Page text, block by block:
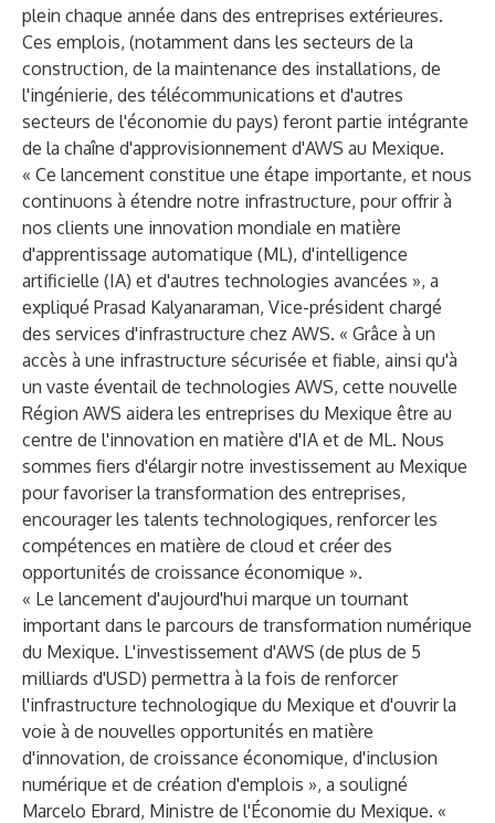
plein chaque année dans des entreprises extérieures.
Ces emplois, (notamment dans les secteurs de la
construction, de la maintenance des installations, de
l'ingénierie, des télécommunications et d'autres
secteurs de l'économie du pays) feront partie intégrante
de la chaîne d'approvisionnement d'AWS au Mexique.
« Ce lancement constitue une étape importante, et nous
continuons à étendre notre infrastructure, pour offrir à
nos clients une innovation mondiale en matière
d'apprentissage automatique (ML), d'intelligence
artificielle (IA) et d'autres technologies avancées », a
expliqué Prasad Kalyanaraman, Vice-président chargé
des services d'infrastructure chez AWS. « Grâce à un
accès à une infrastructure sécurisée et fiable, ainsi qu'à
un vaste éventail de technologies AWS, cette nouvelle
Région AWS aidera les entreprises du Mexique être au
centre de l'innovation en matière d'IA et de ML. Nous
sommes fiers d'élargir notre investissement au Mexique
pour favoriser la transformation des entreprises,
encourager les talents technologiques, renforcer les
compétences en matière de cloud et créer des
opportunités de croissance économique ».
« Le lancement d'aujourd'hui marque un tournant
important dans le parcours de transformation numérique
du Mexique. L'investissement d'AWS (de plus de 5
milliards d'USD) permettra à la fois de renforcer
l'infrastructure technologique du Mexique et d'ouvrir la
voie à de nouvelles opportunités en matière
d'innovation, de croissance économique, d'inclusion
numérique et de création d'emplois », a souligné
Marcelo Ebrard, Ministre de l'Économie du Mexique. «